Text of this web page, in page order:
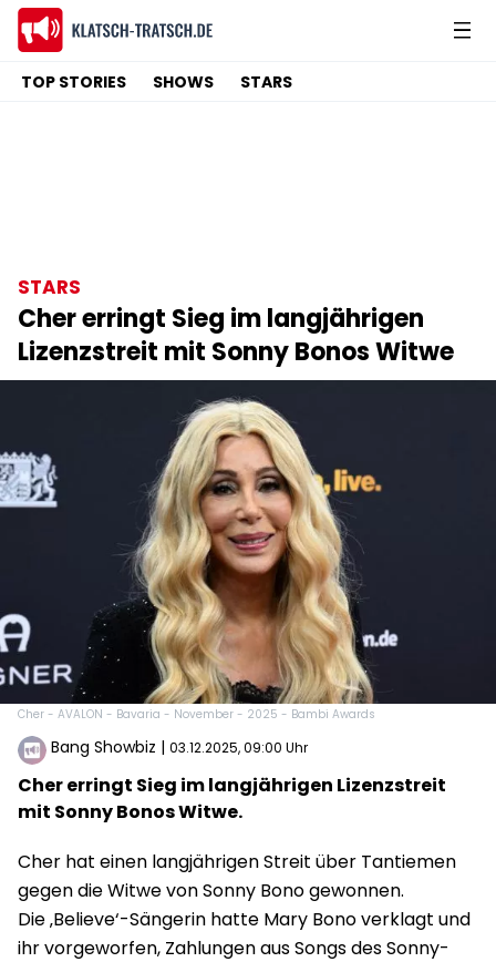
TOP STORIES SHOWS STARS
STARS
Cher erringt Sieg im langjährigen
Lizenzstreit mit Sonny Bonos Witwe
Cher - AVALON - Bavaria - November - 2025 - Bambi Awards
Bang Showbiz | 03.12.2025, 09:00 Uhr
Cher erringt Sieg im langjährigen Lizenzstreit
mit Sonny Bonos Witwe.
Cher hat einen langjährigen Streit über Tantiemen
gegen die Witwe von Sonny Bono gewonnen.
Die ‚Believe‘-Sängerin hatte Mary Bono verklagt und
ihr vorgeworfen, Zahlungen aus Songs des Sonny-